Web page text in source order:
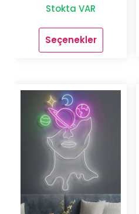
Stokta VAR
Seçenekler
Bu
varyasyonu
var.
Seçenekler
ürün
sayfasından
seçilebilir